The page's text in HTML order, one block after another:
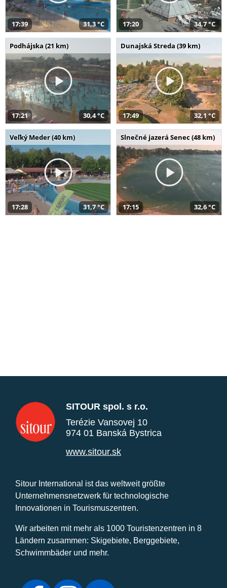
17:39 31,3 °C 17:20 34,7 °C
Podhájska (21 km)
17:21 30,4 °C
Dunajská Streda (39 km)
17:49 32,1 °C
Veľký Meder (40 km)
17:28 31,7 °C
Slnečné jazerá Senec (48 km)
17:15 32,6 °C
SITOUR spol. s r.o.
Terézie Vansovej 10
974 01 Banská Bystrica
www.sitour.sk
Sitour International ist das weltweit größte
Unternehmensnetzwerk für technologische
Innovationen in Tourismuszentren.
Wir arbeiten mit mehr als 1000 Touristenzentren in 8
Ländern zusammen: Skigebiete, Berggebiete,
Schwimmbäder und mehr.